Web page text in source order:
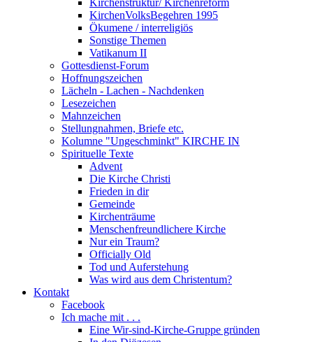
Kirchenstruktur/ Kirchenreform
KirchenVolksBegehren 1995
Ökumene / interreligiös
Sonstige Themen
Vatikanum II
Gottesdienst-Forum
Hoffnungszeichen
Lächeln - Lachen - Nachdenken
Lesezeichen
Mahnzeichen
Stellungnahmen, Briefe etc.
Kolumne "Ungeschminkt" KIRCHE IN
Spirituelle Texte
Advent
Die Kirche Christi
Frieden in dir
Gemeinde
Kirchenträume
Menschenfreundlichere Kirche
Nur ein Traum?
Officially Old
Tod und Auferstehung
Was wird aus dem Christentum?
Kontakt
Facebook
Ich mache mit . . .
Eine Wir-sind-Kirche-Gruppe gründen